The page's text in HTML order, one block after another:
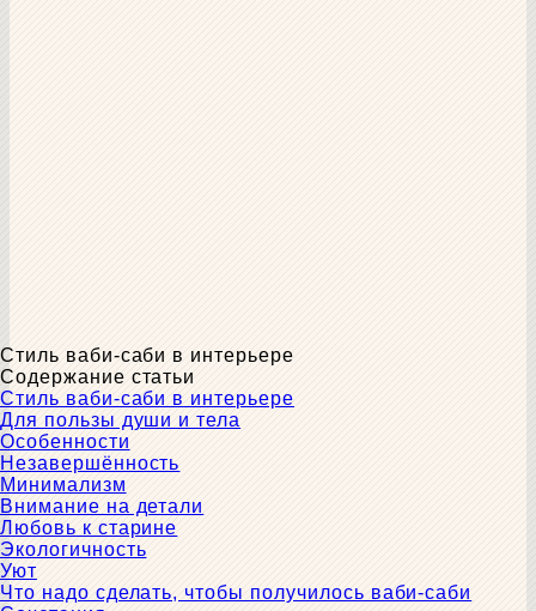
Стиль ваби-саби в интерьере
Содержание статьи
Стиль ваби-саби в интерьере
Для пользы души и тела
Особенности
Незавершённость
Минимализм
Внимание на детали
Любовь к старине
Экологичность
Уют
Что надо сделать, чтобы получилось ваби-саби